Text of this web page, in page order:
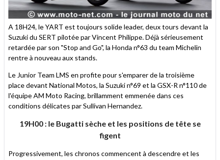
A 18H24, le YART est toujours solide leader, deux tours devant la
Suzuki du SERT pilotée par Vincent Philippe. Déjà sérieusement
retardée par son "Stop and Go", la Honda n°63 du team Michelin
rentre à nouveau aux stands.
Le Junior Team LMS en profite pour s'emparer de la troisième
place devant National Motos, la Suzuki n°69 et la GSX-R n°110 de
l'équipe AM Moto Racing, brillamment emmenée dans ces
conditions délicates par Sullivan Hernandez.
19H00 : le Bugatti sèche et les positions de tête se
figent
Progressivement, les chronos commencent à descendre et les